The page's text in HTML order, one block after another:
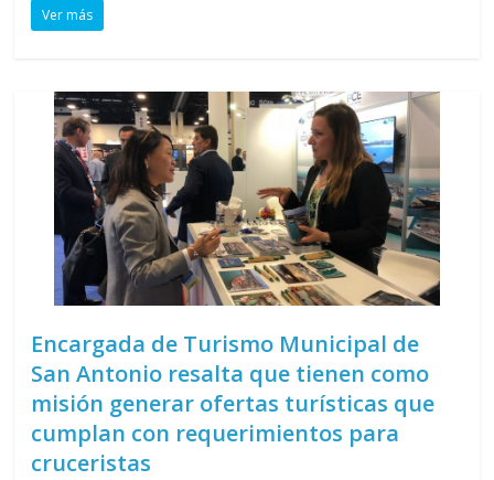
Ver más
Encargada de Turismo Municipal de
San Antonio resalta que tienen como
misión generar ofertas turísticas que
cumplan con requerimientos para
cruceristas